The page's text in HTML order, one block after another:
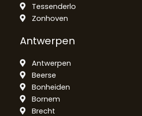
Tessenderlo
Zonhoven
Antwerpen
Antwerpen
Beerse
Bonheiden
Bornem
Brecht